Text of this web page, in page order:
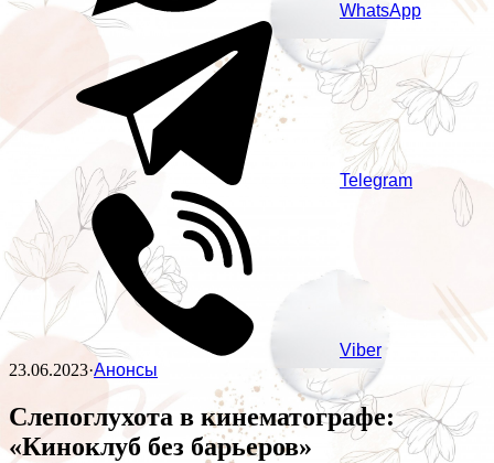
WhatsApp
Telegram
Viber
23.06.2023·Анонсы
Слепоглухота в кинематографе:
«Киноклуб без барьеров»